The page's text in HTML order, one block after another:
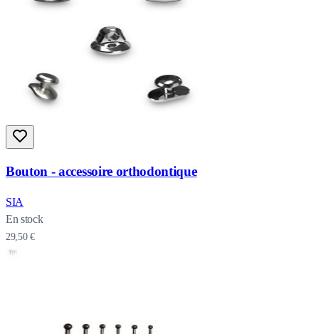
Bouton - accessoire orthodontique
SIA
En stock
29,50 €